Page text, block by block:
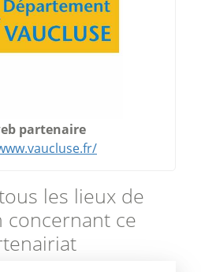
partenaire
les lieux de
concernant ce